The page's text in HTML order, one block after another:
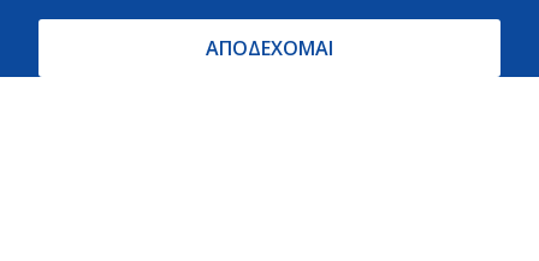
Πολύ καλή εξυπηρέτηση και ποικιλία υλικών.
ΑΠΟΔΕΧΟΜΑΙ